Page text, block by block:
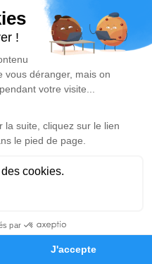
Hommages
des photos
exprimer vos pensées
textes. Cet endroit
à honorer la
Je rends hommage
10h00
de Carry-